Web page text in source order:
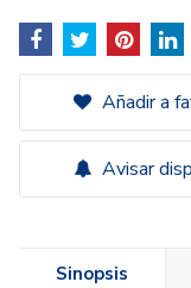
Añadir a
Avisar
Sinopsis